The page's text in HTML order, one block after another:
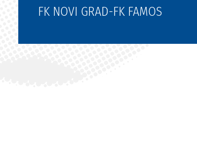
FK NOVI GRAD-FK FAMOS